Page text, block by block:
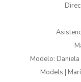
Modelo:
Models |